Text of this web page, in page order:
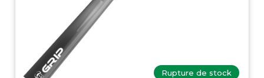
Rupture de stock